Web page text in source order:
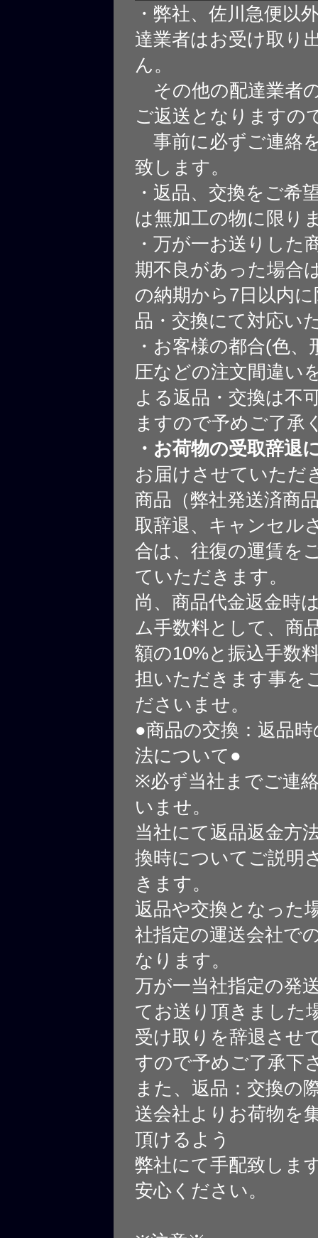
・弊社、佐川急便以
達業者はお受け取り
ん。
その他の配達業者
ご返送となりますの
事前に必ずご連絡
致します。
・返品、交換をご希
は無加工の物に限り
・万が一お送りした
期不良があった場合
の納期から7日以内
品・交換にて対応い
・お客様の都合(色、
圧などの注文間違い
よる返品・交換は不
ますので予めご了承
・お荷物の受取辞退
お届けさせていただ
商品（弊社発送済商
取辞退、キャンセル
合は、往復の運賃を
ていただきます。
尚、商品代金返金時
ム手数料として、商
額の10%と振込手数
担いただきます事を
ださいませ。
●商品の交換：返品
法について●
※必ず当社までご連
いませ。
当社にて返品返金方
換時についてご説明
きます。
返品や交換となった
社指定の運送会社で
なります。
万が一当社指定の発
てお送り頂きました
受け取りを辞退させ
すので予めご了承下
また、返品：交換の
送会社よりお荷物を
頂けるよう
弊社にて手配致しま
安心ください。